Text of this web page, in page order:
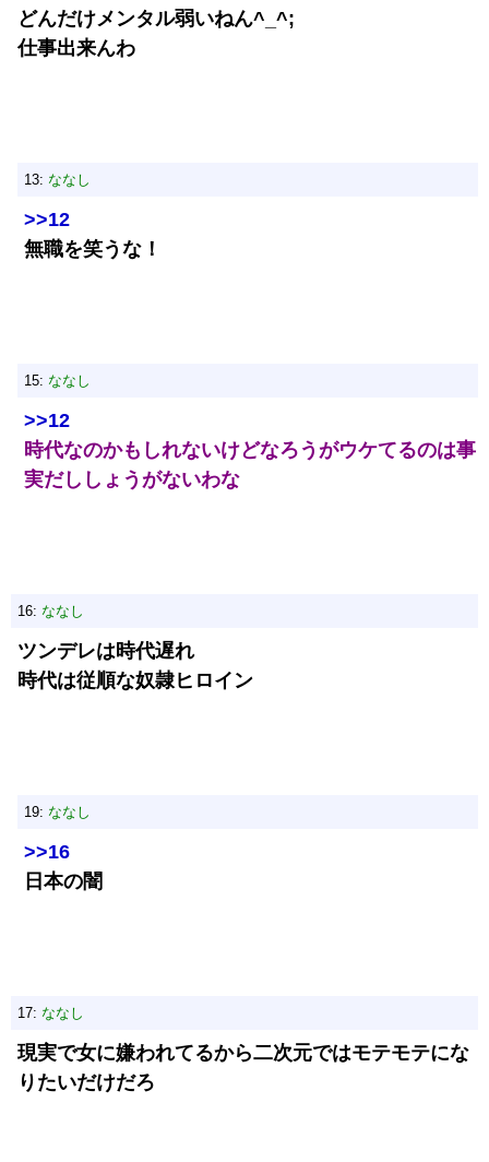
どんだけメンタル弱いねん^_^;
仕事出来んわ
13: ななし
>>12
無職を笑うな！
15: ななし
>>12
時代なのかもしれないけどなろうがウケてるのは事
実だししょうがないわな
16: ななし
ツンデレは時代遅れ
時代は従順な奴隷ヒロイン
19: ななし
>>16
日本の闇
17: ななし
現実で女に嫌われてるから二次元ではモテモテにな
りたいだけだろ